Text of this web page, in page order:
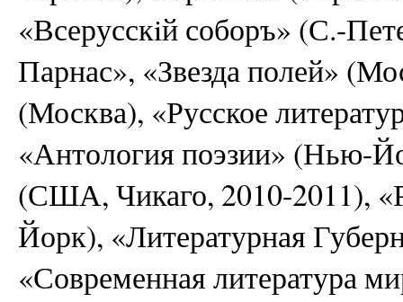
«Всерусскiй соборъ» (С.-
Парнас», «Звезда полей»
(Москва), «Русское
«Антология поэзии» (Нью-
(США, Чикаго, 2010-2011),
Йорк), «Литературная
«Современная литература